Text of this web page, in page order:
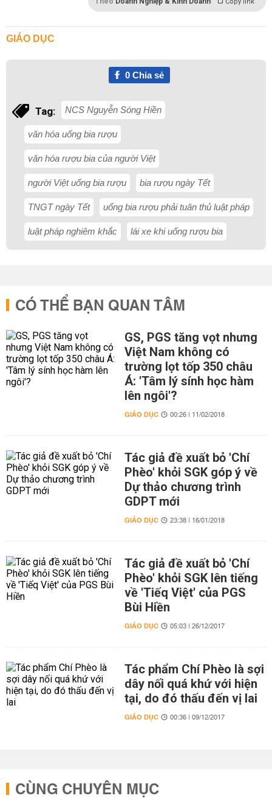
GIÁO DỤC
0Chia sẻ
Tag: NCS Nguyễn Sóng Hiền
văn hóa uống bia rượu
văn hóa rượu bia của người Việt
người Việt uống bia rượu bia rượu ngày Tết
TNGT ngày Tết uống bia rượu phải tuân thủ luật pháp
luật pháp nghiêm khắc lái xe khi uống rượu bia
CÓ THỂ BẠN QUAN TÂM
GS, PGS tăng vọt nhưng
Việt Nam không có
trường lọt tốp 350 châu
Á: 'Tâm lý sính học hàm
lên ngôi'?
GIÁO DỤC 00:26 | 11/02/2018
Tác giả đề xuất bỏ 'Chí
Phèo' khỏi SGK góp ý về
Dự thảo chương trình
GDPT mới
GIÁO DỤC 23:38 | 16/01/2018
Tác giả đề xuất bỏ 'Chí
Phèo' khỏi SGK lên tiếng
về 'Tiếq Việt' của PGS
Bùi Hiền
GIÁO DỤC 05:03 | 26/12/2017
Tác phẩm Chí Phèo là sợi
dây nối quá khứ với hiện
tại, do đó thấu đến vị lai
GIÁO DỤC 00:36 | 09/12/2017
CÙNG CHUYÊN MỤC